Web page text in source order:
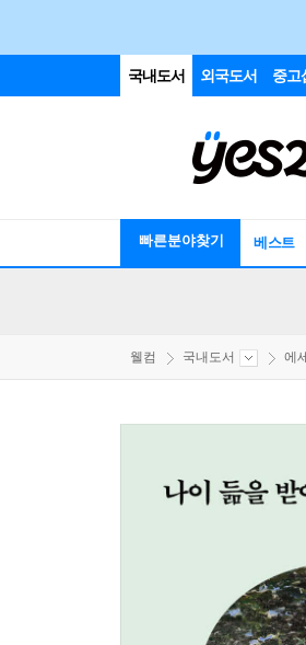
국내도서 외국도서 중고
빠른분야찾기 베스트
웰컴 국내도서 에